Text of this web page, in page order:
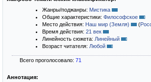
Жанры/поджанры: Мистика
Общие характеристики: Философское
Место действия: Наш мир (Земля) (
Время действия: 21 век
Линейность сюжета: Линейный
Возраст читателя: Любой
Всего проголосовало: 71
Аннотация: